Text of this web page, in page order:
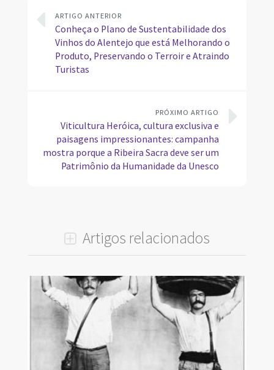
ARTIGO ANTERIOR
Conheça o Plano de Sustentabilidade dos
Vinhos do Alentejo que está Melhorando o
Produto, Preservando o Terroir e Atraindo
Turistas
PRÓXIMO ARTIGO
Viticultura Heróica, cultura exclusiva e
paisagens impressionantes: campanha
mostra porque a Ribeira Sacra deve ser um
Patrimônio da Humanidade da Unesco
Artigos relacionados